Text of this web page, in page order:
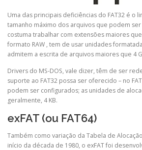
Uma das principais deficiências do FAT32 é o
tamanho máximo dos arquivos que podem
costuma trabalhar com extensões maiores
formato RAW , tem de usar unidades
admitem a escrita de arquivos maiores que 4
Drivers do MS-DOS, vale dizer, têm de ser
suporte ao FAT32 possa ser oferecido – no
podem ser configurados; as unidades de
geralmente, 4 KB.
exFAT (ou FAT64)
Também como variação da Tabela de
início da década de 1980, o exFAT foi